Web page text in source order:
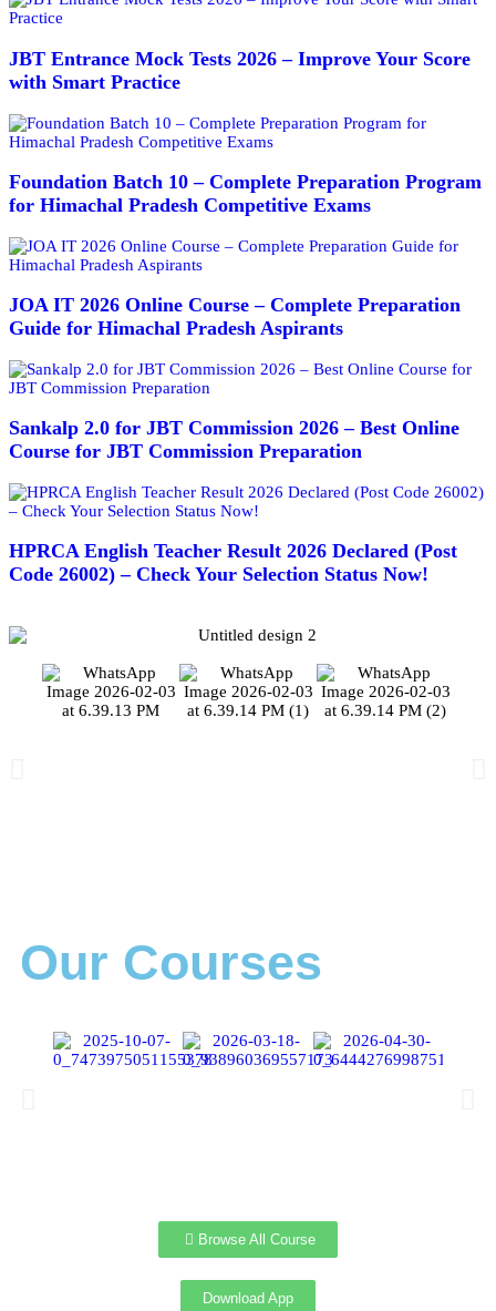
JBT Entrance Mock Tests 2026 – Improve Your Score
with Smart Practice
Foundation Batch 10 – Complete Preparation Program
for Himachal Pradesh Competitive Exams
JOA IT 2026 Online Course – Complete Preparation
Guide for Himachal Pradesh Aspirants
Sankalp 2.0 for JBT Commission 2026 – Best Online
Course for JBT Commission Preparation
HPRCA English Teacher Result 2026 Declared (Post
Code 26002) – Check Your Selection Status Now!
Our Courses
Browse All Course
Download App